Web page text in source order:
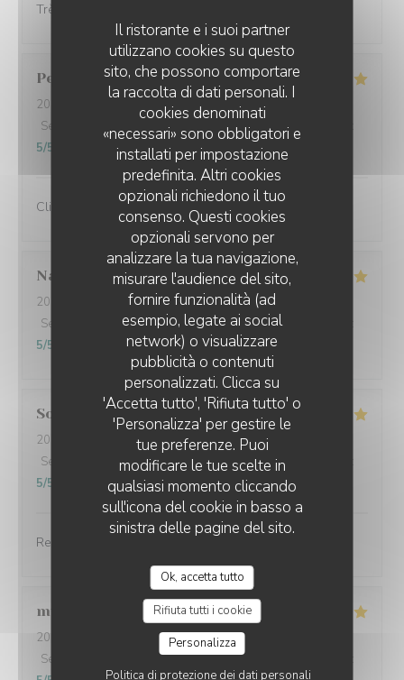
Il ristorante e i suoi partner
utilizzano cookies su questo
sito, che possono comportare
la raccolta di dati personali. I
cookies denominati
«necessari» sono obbligatori e
installati per impostazione
predefinita. Altri cookies
opzionali richiedono il tuo
consenso. Questi cookies
opzionali servono per
analizzare la tua navigazione,
misurare l'audience del sito,
fornire funzionalità (ad
esempio, legate ai social
network) o visualizzare
pubblicità o contenuti
personalizzati. Clicca su
'Accetta tutto', 'Rifiuta tutto' o
'Personalizza' per gestire le
tue preferenze. Puoi
modificare le tue scelte in
qualsiasi momento cliccando
sull'icona del cookie in basso a
sinistra delle pagine del sito.
Ok, accetta tutto
Rifiuta tutti i cookie
Personalizza
Politica di protezione dei dati personali
Très bon service.
Perret
2025-10-21
- 13:00 - Ospiti 2
Servizio
Atmosfera Cucina : 5 Qualità / Prezzo
5/5
Client fidèle et jamais déçu
Nathalie
2025-10-20
- 12:00 - Ospiti 3
Servizio
Atmosfera: 5 /5 Cucina: 5/5 Qualità / Prezzo
5/5
Solange A
2025-10-22
- 12:30 - Ospiti 2
Servizio
Atmosfera: 5/5 Cucina:5/5 Qualità / Prezzo
5/5
Repas excellent, serveuses très gracieuses
muriel
2025-10-22
- 12:00 - Ospiti 5
Servizio
Atmosfera:5/5 Cucina:5